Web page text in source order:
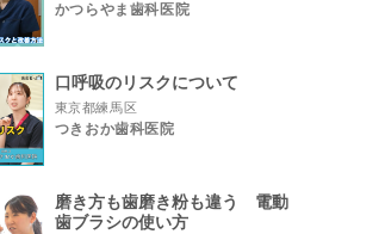
かつらやま歯科医院
口呼吸のリスクについて
東京都練馬区
つきおか歯科医院
磨き方も歯磨き粉も違う 電動
歯ブラシの使い方